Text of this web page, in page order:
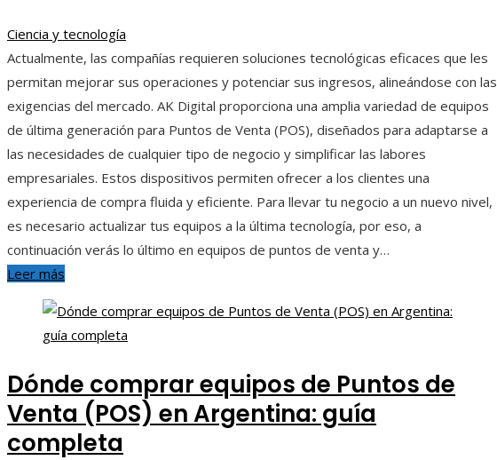
Ciencia y tecnología
Actualmente, las compañías requieren soluciones tecnológicas eficaces que les
permitan mejorar sus operaciones y potenciar sus ingresos, alineándose con las
exigencias del mercado. AK Digital proporciona una amplia variedad de equipos
de última generación para Puntos de Venta (POS), diseñados para adaptarse a
las necesidades de cualquier tipo de negocio y simplificar las labores
empresariales. Estos dispositivos permiten ofrecer a los clientes una
experiencia de compra fluida y eficiente. Para llevar tu negocio a un nuevo nivel,
es necesario actualizar tus equipos a la última tecnología, por eso, a
continuación verás lo último en equipos de puntos de venta y…
Leer más
Dónde comprar equipos de Puntos de
Venta (POS) en Argentina: guía
completa